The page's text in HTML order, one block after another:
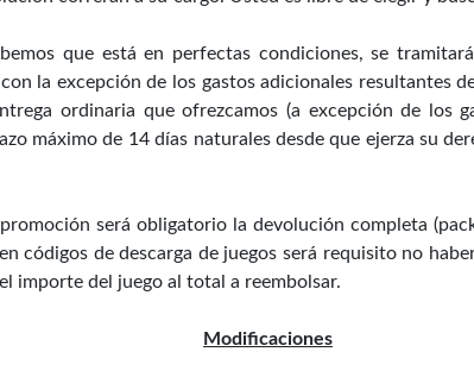
que está en perfectas condiciones, se
la excepción de los gastos adicionales resultantes
ordinaria que ofrezcamos (a excepción de los
máximo de 14 días naturales desde que ejerza su
será obligatorio la devolución completa
códigos de descarga de juegos será requisito no
importe del juego al total a reembolsar.
Modificaciones